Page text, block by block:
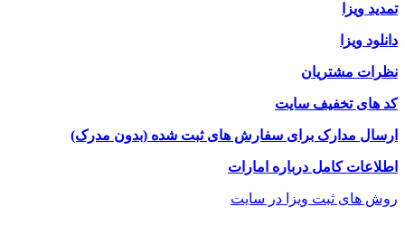
تمدید ویزا
دانلود ویزا
نظرات مشتریان
کد های تخفیف سایت
ارسال مدارک برای سفارش های ثبت شده (بدون مدرک)
اطلاعات کامل درباره امارات
روش های ثبت ویزا در سایت